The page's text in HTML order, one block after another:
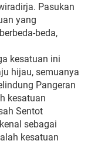
Pasukan
yang
beda,
kesatuan ini
hijau, semuanya
Pangeran
kesatuan
Sentot
sebagai
kesatuan